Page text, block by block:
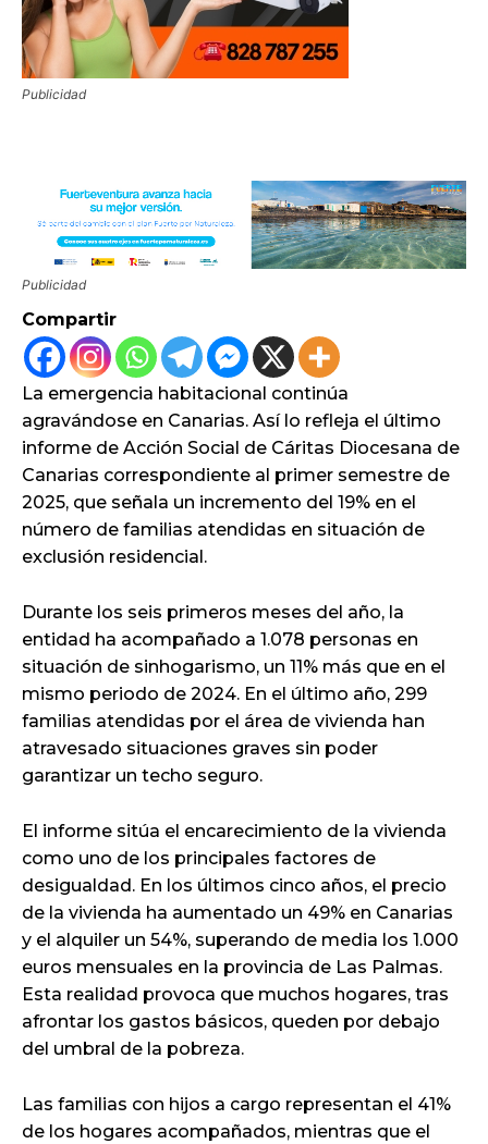
Publicidad
Publicidad
Compartir
La emergencia habitacional continúa
agravándose en Canarias. Así lo refleja el último
informe de Acción Social de Cáritas Diocesana de
Canarias correspondiente al primer semestre de
2025, que señala un incremento del 19% en el
número de familias atendidas en situación de
exclusión residencial.
Durante los seis primeros meses del año, la
entidad ha acompañado a 1.078 personas en
situación de sinhogarismo, un 11% más que en el
mismo periodo de 2024. En el último año, 299
familias atendidas por el área de vivienda han
atravesado situaciones graves sin poder
garantizar un techo seguro.
El informe sitúa el encarecimiento de la vivienda
como uno de los principales factores de
desigualdad. En los últimos cinco años, el precio
de la vivienda ha aumentado un 49% en Canarias
y el alquiler un 54%, superando de media los 1.000
euros mensuales en la provincia de Las Palmas.
Esta realidad provoca que muchos hogares, tras
afrontar los gastos básicos, queden por debajo
del umbral de la pobreza.
Las familias con hijos a cargo representan el 41%
de los hogares acompañados, mientras que el